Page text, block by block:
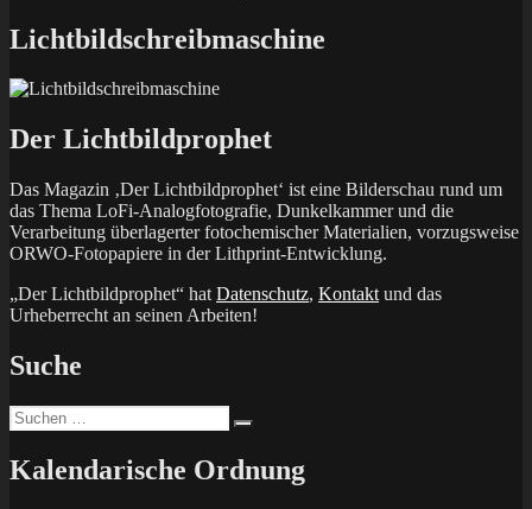
Lichtbildschreibmaschine
Der Lichtbildprophet
Das Magazin ‚Der Lichtbildprophet‘ ist eine Bilderschau rund um
das Thema LoFi-Analogfotografie, Dunkelkammer und die
Verarbeitung überlagerter fotochemischer Materialien, vorzugsweise
ORWO-Fotopapiere in der Lithprint-Entwicklung.
„Der Lichtbildprophet“ hat Datenschutz, Kontakt und das
Urheberrecht an seinen Arbeiten!
Suche
Suchen
nach:
Kalendarische Ordnung